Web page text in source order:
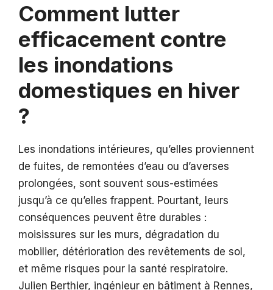
Comment lutter
efficacement contre
les inondations
domestiques en hiver
?
Les inondations intérieures, qu’elles proviennent
de fuites, de remontées d’eau ou d’averses
prolongées, sont souvent sous-estimées
jusqu’à ce qu’elles frappent. Pourtant, leurs
conséquences peuvent être durables :
moisissures sur les murs, dégradation du
mobilier, détérioration des revêtements de sol,
et même risques pour la santé respiratoire.
Julien Berthier, ingénieur en bâtiment à Rennes,